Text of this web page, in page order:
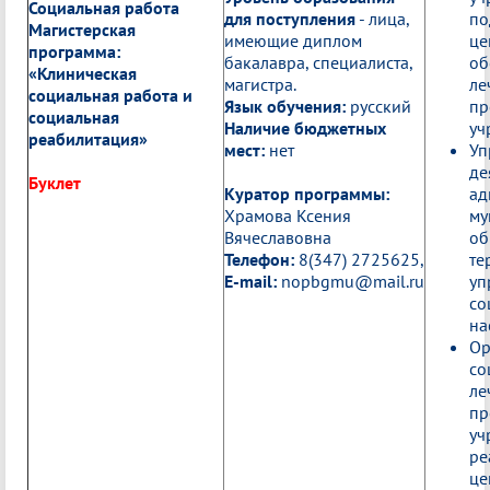
Социальная работа
Магистерская
программа:
«Клиническая
социальная работа и
социальная
реабилитация»
Буклет
для поступления - лица,
имеющие диплом
бакалавра, специалиста,
магистра.
Язык обучения: русский
Наличие бюджетных
мест: нет
Куратор программы:
Храмова Ксения
Вячеславовна
Телефон: 8(347) 2725625,
E-mail: nopbgmu@mail.ru